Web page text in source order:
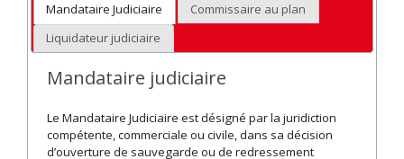
Mandataire Judiciaire
Commissaire au plan
Liquidateur judiciaire
Mandataire judiciaire
Le Mandataire Judiciaire est désigné par la juridiction
compétente, commerciale ou civile, dans sa décision
d’ouverture de sauvegarde ou de redressement